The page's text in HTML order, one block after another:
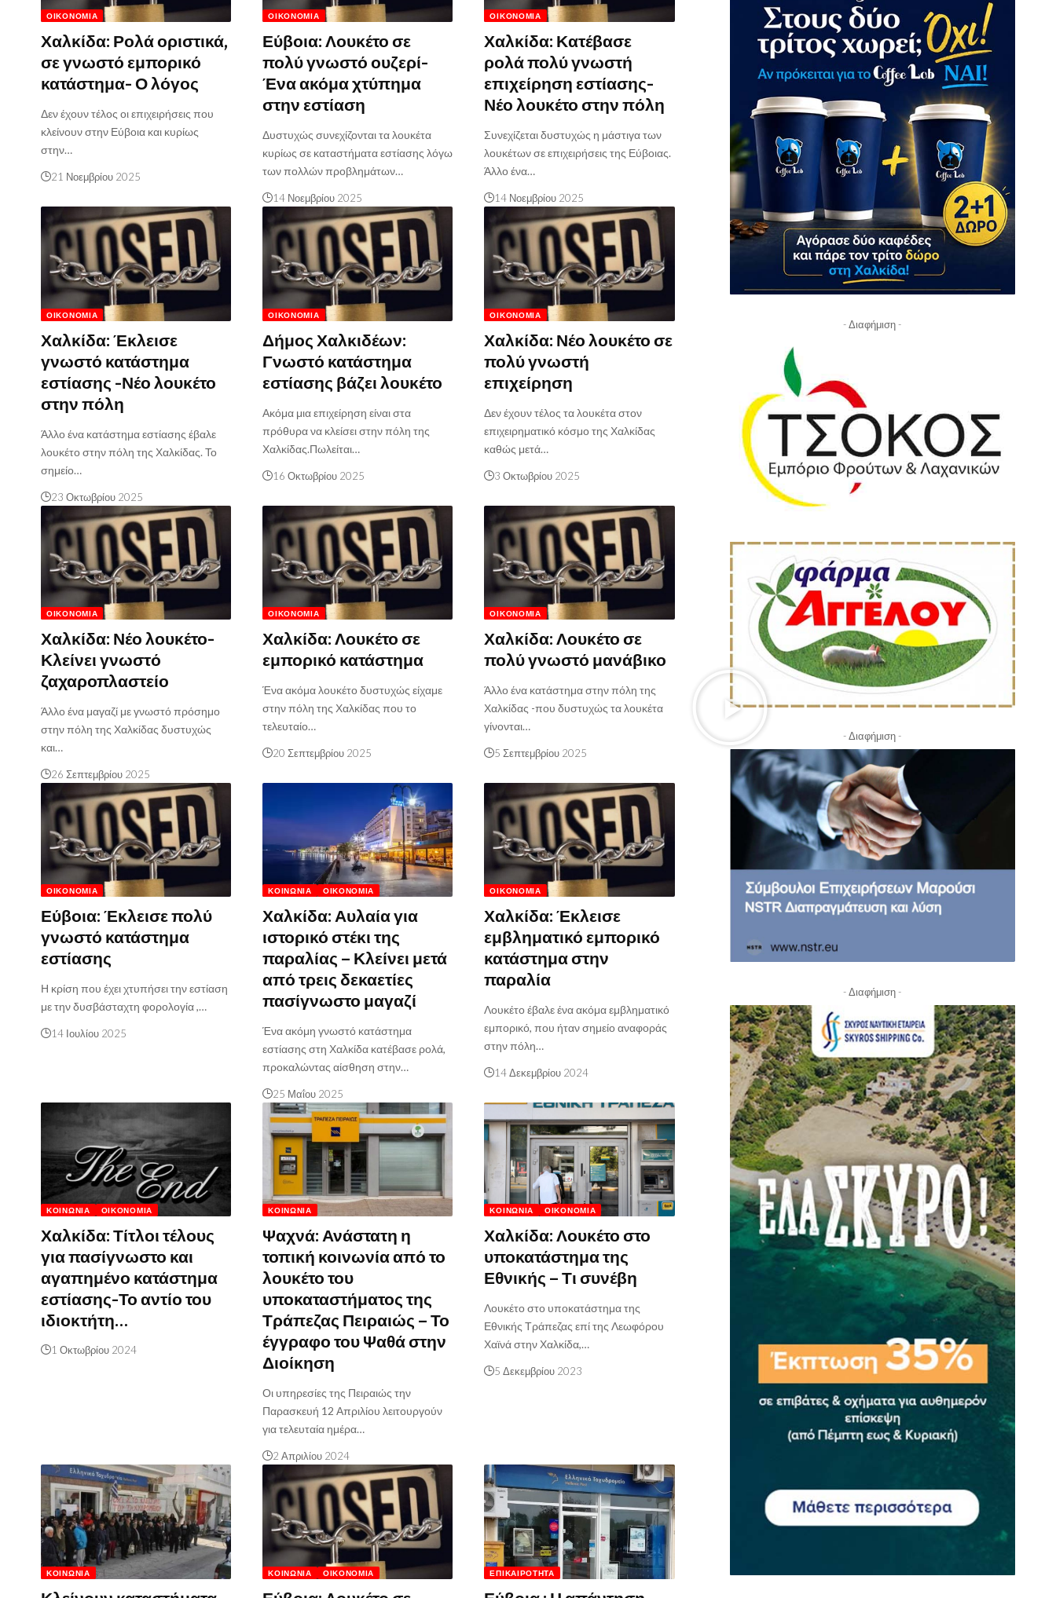
ΟΙΚΟΝΟΜΊΑ
Χαλκίδα: Ρολά οριστικά,
σε γνωστό εμπορικό
κατάστημα- Ο λόγος
Δεν έχουν τέλος οι επιχειρήσεις που
κλείνουν στην Εύβοια και κυρίως
στην…
21 Νοεμβρίου 2025
ΟΙΚΟΝΟΜΊΑ
Εύβοια: Λουκέτο σε
πολύ γνωστό ουζερί-
Ένα ακόμα χτύπημα
στην εστίαση
Δυστυχώς συνεχίζονται τα λουκέτα
κυρίως σε καταστήματα εστίασης λόγω
των πολλών προβλημάτων…
14 Νοεμβρίου 2025
ΟΙΚΟΝΟΜΊΑ
Χαλκίδα: Κατέβασε
ρολά πολύ γνωστή
επιχείρηση εστίασης-
Νέο λουκέτο στην πόλη
Συνεχίζεται δυστυχώς η μάστιγα των
λουκέτων σε επιχειρήσεις της Εύβοιας.
Άλλο ένα…
14 Νοεμβρίου 2025
ΟΙΚΟΝΟΜΊΑ
Χαλκίδα: Έκλεισε
γνωστό κατάστημα
εστίασης -Νέο λουκέτο
στην πόλη
Άλλο ένα κατάστημα εστίασης έβαλε
λουκέτο στην πόλη της Χαλκίδας. Το
σημείο…
23 Οκτωβρίου 2025
ΟΙΚΟΝΟΜΊΑ
Δήμος Χαλκιδέων:
Γνωστό κατάστημα
εστίασης βάζει λουκέτο
Ακόμα μια επιχείρηση είναι στα
πρόθυρα να κλείσει στην πόλη της
Χαλκίδας.Πωλείται…
16 Οκτωβρίου 2025
ΟΙΚΟΝΟΜΊΑ
Χαλκίδα: Νέο λουκέτο σε
πολύ γνωστή
επιχείρηση
Δεν έχουν τέλος τα λουκέτα στον
επιχειρηματικό κόσμο της Χαλκίδας
καθώς μετά…
3 Οκτωβρίου 2025
ΟΙΚΟΝΟΜΊΑ
Χαλκίδα: Νέο λουκέτο-
Κλείνει γνωστό
ζαχαροπλαστείο
Άλλο ένα μαγαζί με γνωστό πρόσημο
στην πόλη της Χαλκίδας δυστυχώς
και…
26 Σεπτεμβρίου 2025
ΟΙΚΟΝΟΜΊΑ
Χαλκίδα: Λουκέτο σε
εμπορικό κατάστημα
Ένα ακόμα λουκέτο δυστυχώς είχαμε
στην πόλη της Χαλκίδας που το
τελευταίο…
20 Σεπτεμβρίου 2025
ΟΙΚΟΝΟΜΊΑ
Χαλκίδα: Λουκέτο σε
πολύ γνωστό μανάβικο
Άλλο ένα κατάστημα στην πόλη της
Χαλκίδας -που δυστυχώς τα λουκέτα
γίνονται…
5 Σεπτεμβρίου 2025
ΟΙΚΟΝΟΜΊΑ
Εύβοια: Έκλεισε πολύ
γνωστό κατάστημα
εστίασης
Η κρίση που έχει χτυπήσει την εστίαση
με την δυσβάσταχτη φορολογία ,…
14 Ιουλίου 2025
ΚΟΙΝΩΝΊΑ ΟΙΚΟΝΟΜΊΑ
Χαλκίδα: Αυλαία για
ιστορικό στέκι της
παραλίας – Κλείνει μετά
από τρεις δεκαετίες
πασίγνωστο μαγαζί
Ένα ακόμη γνωστό κατάστημα
εστίασης στη Χαλκίδα κατέβασε ρολά,
προκαλώντας αίσθηση στην…
25 Μαΐου 2025
ΟΙΚΟΝΟΜΊΑ
Χαλκίδα: Έκλεισε
εμβληματικό εμπορικό
κατάστημα στην
παραλία
Λουκέτο έβαλε ένα ακόμα εμβληματικό
εμπορικό, που ήταν σημείο αναφοράς
στην πόλη…
14 Δεκεμβρίου 2024
ΚΟΙΝΩΝΊΑ ΟΙΚΟΝΟΜΊΑ
Χαλκίδα: Τίτλοι τέλους
για πασίγνωστο και
αγαπημένο κατάστημα
εστίασης-Το αντίο του
ιδιοκτήτη…
1 Οκτωβρίου 2024
ΚΟΙΝΩΝΊΑ
Ψαχνά: Ανάστατη η
τοπική κοινωνία από το
λουκέτο του
υποκαταστήματος της
Τράπεζας Πειραιώς – Το
έγγραφο του Ψαθά στην
Διοίκηση
Οι υπηρεσίες της Πειραιώς την
Παρασκευή 12 Απριλίου λειτουργούν
για τελευταία ημέρα…
2 Απριλίου 2024
ΚΟΙΝΩΝΊΑ ΟΙΚΟΝΟΜΊΑ
Χαλκίδα: Λουκέτο στο
υποκατάστημα της
Εθνικής – Τι συνέβη
Λουκέτο στο υποκατάστημα της
Εθνικής Τράπεζας επί της Λεωφόρου
Χαϊνά στην Χαλκίδα,…
5 Δεκεμβρίου 2023
ΚΟΙΝΩΝΊΑ ΚΟΙΝΩΝΊΑ ΟΙΚΟΝΟΜΊΑ ΕΠΙΚΑΙΡΌΤΗΤΑ
- Διαφήμιση -
- Διαφήμιση -
- Διαφήμιση -